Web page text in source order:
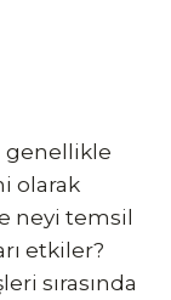
genellikle
olarak
neyi temsil
etkiler?
sırasında